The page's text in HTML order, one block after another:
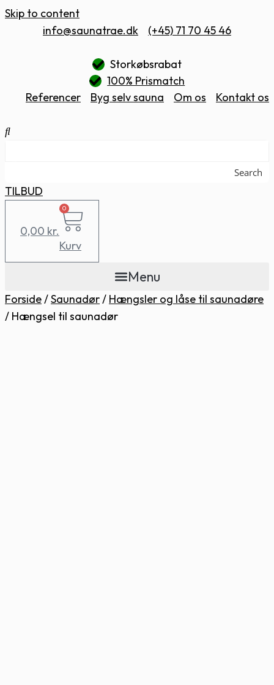
Skip to content
info@saunatrae.dk
(+45) 71 70 45 46
Storkøbsrabat
100% Prismatch
Referencer
Byg selv sauna Om os Kontakt os
Search
TILBUD
0,00 kr.
0
Kurv
Menu
Forside/Saunadør/ Hængsler og låse til saunadøre
/ Hængsel til saunadør